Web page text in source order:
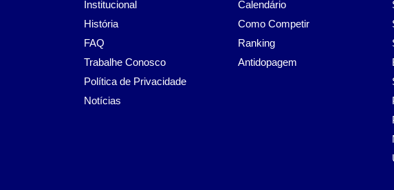
Institucional
História
FAQ
Trabalhe Conosco
Política de Privacidade
Notícias
Calendário
Como Competir
Ranking
Antidopagem